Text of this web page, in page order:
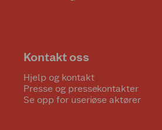
Kontakt oss
Hjelp og kontakt
Presse og pressekontakter
Se opp for useriøse aktører